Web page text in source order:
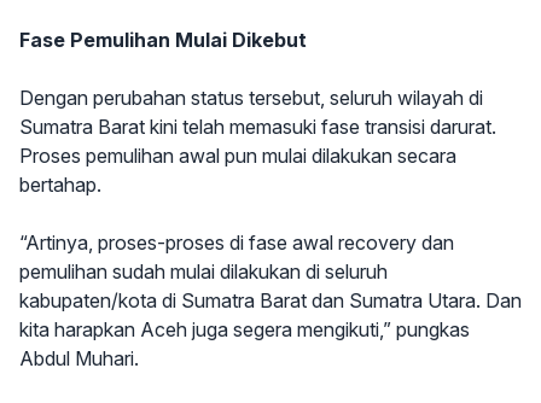
Fase Pemulihan Mulai Dikebut
Dengan perubahan status tersebut, seluruh wilayah di
Sumatra Barat kini telah memasuki fase transisi darurat.
Proses pemulihan awal pun mulai dilakukan secara
bertahap.
“Artinya, proses-proses di fase awal recovery dan
pemulihan sudah mulai dilakukan di seluruh
kabupaten/kota di Sumatra Barat dan Sumatra Utara. Dan
kita harapkan Aceh juga segera mengikuti,” pungkas
Abdul Muhari.